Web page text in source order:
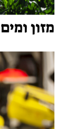
מזון ומים